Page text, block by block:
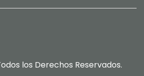
los Derechos Reservados.